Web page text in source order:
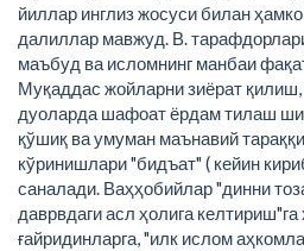
йиллар инглиз жосуси билан
далиллар мавжуд. В.
маъбуд ва исломнинг манбаи
Муқаддас жойларни зиёрат
дуоларда шафоат ёрдам тилаш
қўшиқ ва умуман маънавий
кўринишлари "бидъат" ( кейин
саналади. Ваҳҳобийлар "динни
даврвдаги асл ҳолига
ғайридинларга, "илк ислом